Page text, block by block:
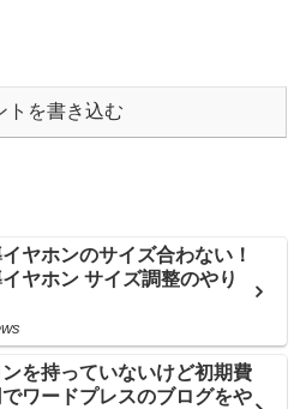
トを書き込む
ヤホンのサイズ合わない！
ヤホン サイズ調整のやり
を持っていないけど初期費
でワードプレスのブログをや